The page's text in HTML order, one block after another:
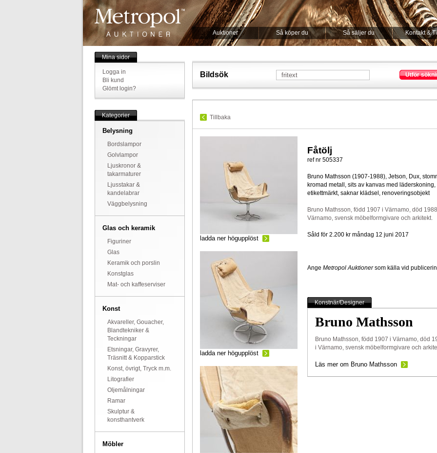
Auktioner Så köper du Så säljer du Kontakt &
Mina sidor
Logga in
Bli kund
Glömt login?
Kategorier
Belysning
Bordslampor
Golvlampor
Ljuskronor &
takarmaturer
Ljusstakar &
kandelabrar
Väggbelysning
Glas och keramik
Figuriner
Glas
Keramik och porslin
Konstglas
Mat- och kaffeserviser
Konst
Akvareller, Gouacher,
Blandtekniker &
Teckningar
Etsningar, Gravyrer,
Träsnitt & Kopparstick
Konst, övrigt, Tryck m.m.
Litografier
Oljemålningar
Ramar
Skulptur &
konsthantverk
Möbler
Bildsök Utför
Tillbaka
ladda ner högupplöst
ladda ner högupplöst
Fåtölj
ref nr 505337
Bruno Mathsson (1907-1988), Jetson, Dux,
kromad metall, sits av kanvas med läderskoning,
etikettmärkt, saknar klädsel, renoveringsobjekt
Bruno Mathsson, född 1907 i Värnamo, död
Värnamo, svensk möbelformgivare och arkitekt.
Såld för 2.200 krmåndag 12 juni 2017
Ange Metropol Auktionersom källa vid
Konstnär/Designer
Bruno Mathsson
Bruno Mathsson, född 1907 i Värnamo, död
i Värnamo, svensk möbelformgivare och
Läs mer om Bruno Mathsson